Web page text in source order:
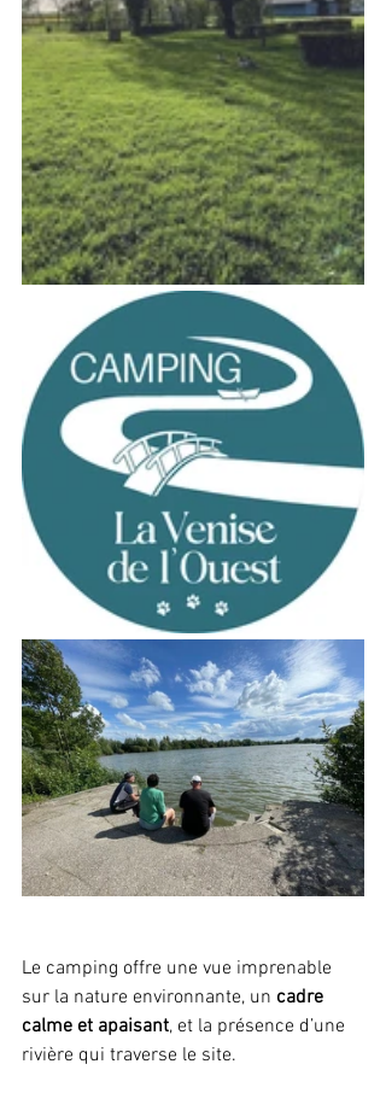
Le camping offre une vue imprenable
sur la nature environnante, un cadre
calme et apaisant, et la présence d’une
rivière qui traverse le site.